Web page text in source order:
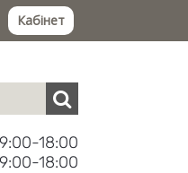
Кабінет
18:00
18:00